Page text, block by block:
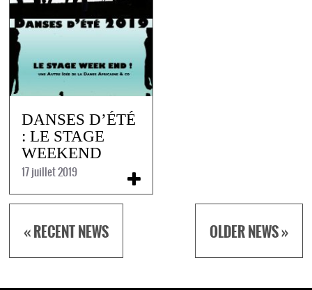
DANSES D’ÉTÉ
: LE STAGE
WEEKEND
17 juillet 2019
« RECENT NEWS OLDER NEWS »